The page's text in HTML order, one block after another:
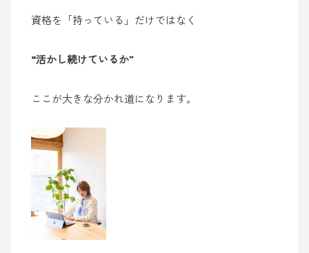
資格を「持っている」だけではなく
“活かし続けているか”
ここが大きな分かれ道になります。